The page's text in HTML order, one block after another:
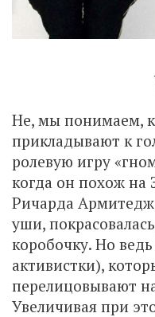
Не, мы понимаем,
прикладывают к
ролевую игру
когда он похож на
Ричарда
уши,
коробочку. Но
активистки),
перелицовывают
Увеличивая при